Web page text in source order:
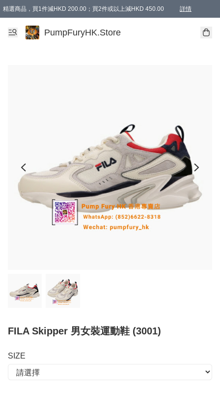
精選商品，買1件減HKD 200.00；買2件或以上減HKD 450.00 詳情
AAPE商品,會員專享9折或以上（按會員等級）AAPE products, members can
精選商品，任選買2件或以上減HKD 100.00
購物滿 HKD 800.00即享免運費優惠！（適用於 特定的送貨方式 )
PumpFuryHK.Store
FILA Skipper 男女裝運動鞋 (3001)
SIZE